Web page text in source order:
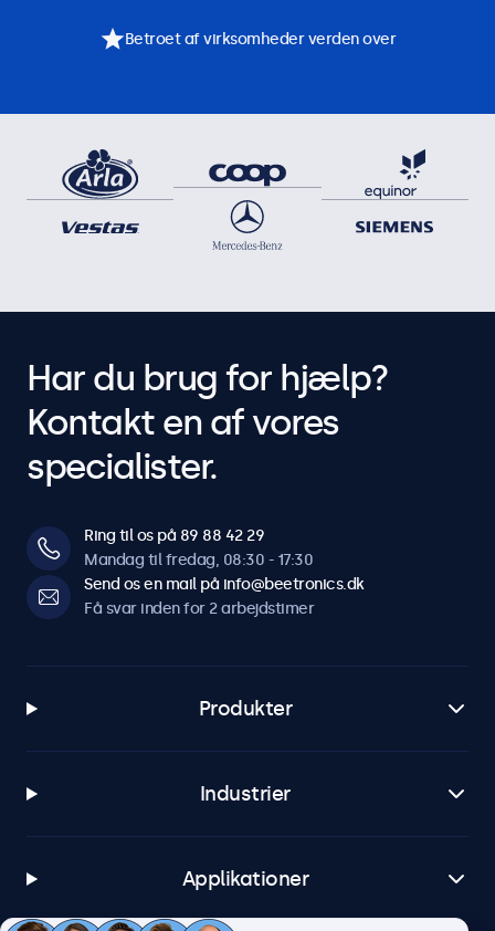
Betroet af virksomheder verden over
Har du brug for hjælp?
Kontakt en af vores
specialister.
Ring til os på 89 88 42 29
Mandag til fredag, 08:30 - 17:30
Send os en mail på info@beetronics.dk
Få svar inden for 2 arbejdstimer
Produkter
Industrier
Applikationer